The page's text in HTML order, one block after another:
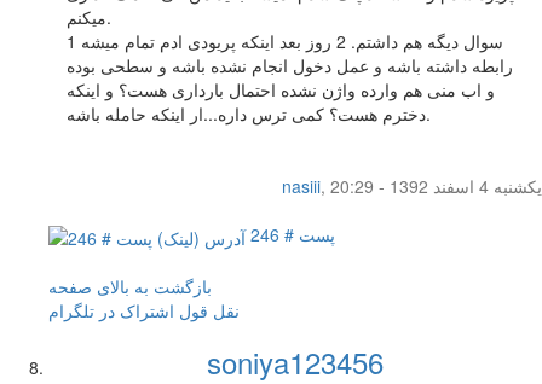
میکنم.
1 سوال دیگه هم داشتم. 2 روز بعد اینکه پریودی ادم تمام میشه
رابطه داشته باشه و عمل دخول انجام نشده باشه و سطحی بوده
و اب منی هم وارده واژن نشده احتمال بارداری هست؟ و اینکه
دخترم هست؟ کمی ترس داره...ار اینکه حامله باشه.
nasiii,
یکشنبه 4 اسفند 1392 - 20:29
پست # 246
بازگشت به بالای صفحه
نقل قول اشتراک در تلگرام
soniya123456